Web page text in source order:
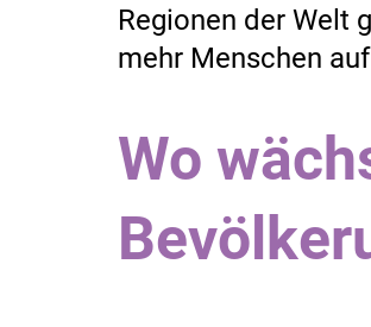
Regionen der Welt
mehr Menschen
Wo